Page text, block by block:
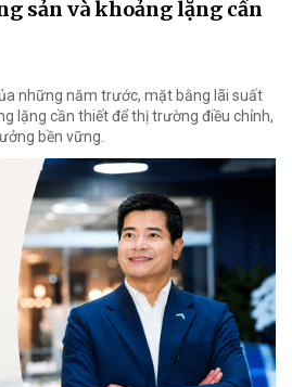
sản và khoảng lặng cần
những năm trước, mặt bằng lãi suất
lặng cần thiết để thị trường điều chỉnh,
bền vững.